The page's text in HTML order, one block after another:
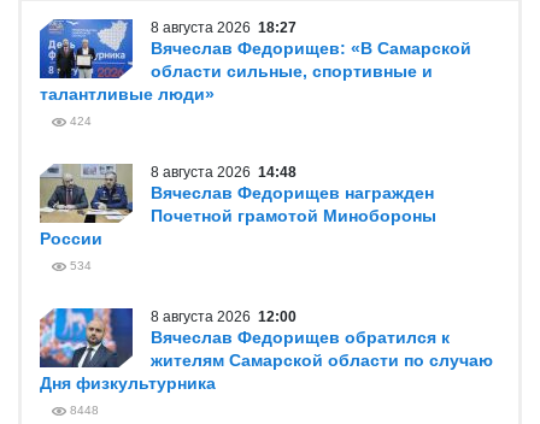
8 августа 2026 18:27
Вячеслав Федорищев: «В Самарской
области сильные, спортивные и
талантливые люди»
424
8 августа 2026 14:48
Вячеслав Федорищев награжден
Почетной грамотой Минобороны
России
534
8 августа 2026 12:00
Вячеслав Федорищев обратился к
жителям Самарской области по случаю
Дня физкультурника
8448